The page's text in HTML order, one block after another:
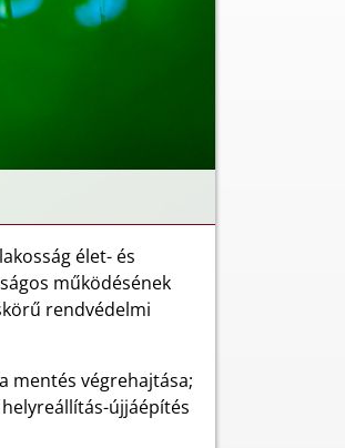
élet- és
működésének
rendvédelmi
mentés végrehajtása;
újjáépítés